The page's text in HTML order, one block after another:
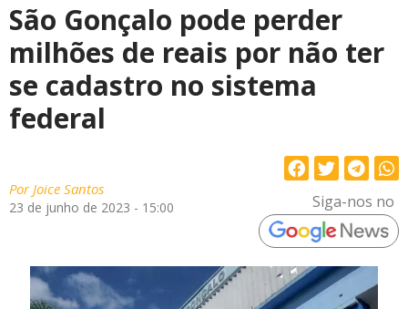
São Gonçalo pode perder
milhões de reais por não ter
se cadastro no sistema
federal
PorJoice Santos
23 de junho de 2023 - 15:00 Siga-nos no